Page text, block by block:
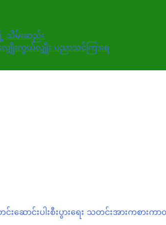
သိမ်းဆည်း
လျှိုးကွယ်လျှိုး ပညာသင်ကြားရ
င်းဆောင်းပါးစီးပွားရေး သတင်းအားကစားကာ